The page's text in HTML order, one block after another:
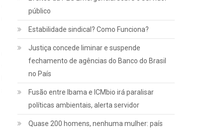
público
Estabilidade sindical? Como Funciona?
Justiça concede liminar e suspende
fechamento de agências do Banco do Brasil
no País
Fusão entre Ibama e ICMbio irá paralisar
políticas ambientais, alerta servidor
Quase 200 homens, nenhuma mulher: país
Notícias
INSS:
confira
como vai
funcionar a
revisão da
vida toda,
aprovada
pelo STF